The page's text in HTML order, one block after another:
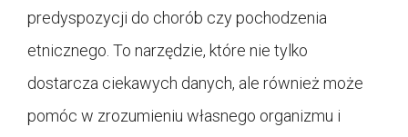
predyspozycji do chorób czy pochodzenia
etnicznego. To narzędzie, które nie tylko
dostarcza ciekawych danych, ale również może
pomóc w zrozumieniu własnego organizmu i